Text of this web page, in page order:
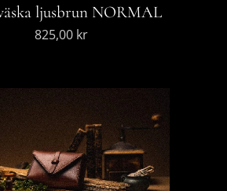
ljusbrun NORMAL
825,00 kr